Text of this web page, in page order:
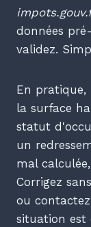
données
validez.
En pratique,
la surface
statut
un
mal
Corrigez
ou
situation est